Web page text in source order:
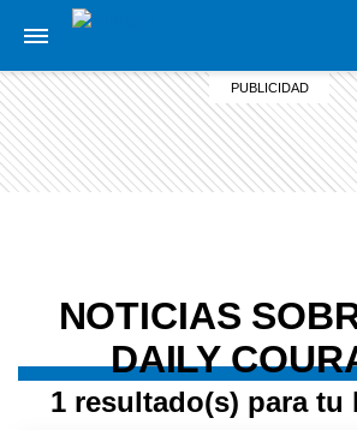
NOTICIAS
DAILY
1 resultado(s) para tu